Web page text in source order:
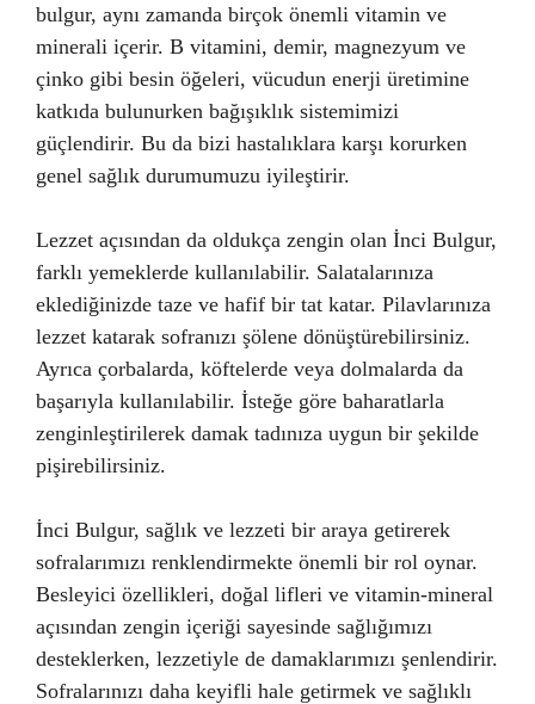
bulgur, aynı zamanda birçok önemli vitamin ve
minerali içerir. B vitamini, demir, magnezyum ve
çinko gibi besin öğeleri, vücudun enerji üretimine
katkıda bulunurken bağışıklık sistemimizi
güçlendirir. Bu da bizi hastalıklara karşı korurken
genel sağlık durumumuzu iyileştirir.
Lezzet açısından da oldukça zengin olan İnci Bulgur,
farklı yemeklerde kullanılabilir. Salatalarınıza
eklediğinizde taze ve hafif bir tat katar. Pilavlarınıza
lezzet katarak sofranızı şölene dönüştürebilirsiniz.
Ayrıca çorbalarda, köftelerde veya dolmalarda da
başarıyla kullanılabilir. İsteğe göre baharatlarla
zenginleştirilerek damak tadınıza uygun bir şekilde
pişirebilirsiniz.
İnci Bulgur, sağlık ve lezzeti bir araya getirerek
sofralarımızı renklendirmekte önemli bir rol oynar.
Besleyici özellikleri, doğal lifleri ve vitamin-mineral
açısından zengin içeriği sayesinde sağlığımızı
desteklerken, lezzetiyle de damaklarımızı şenlendirir.
Sofralarınızı daha keyifli hale getirmek ve sağlıklı